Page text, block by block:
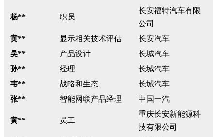
杨** 职员
长安福特汽车有限
公司
黄**
显示相关技术评估
长安汽车
吴**
产品设计
长城汽车
孙**
经理
长城汽车
韦**
战略和生态
长城汽车
张**
智能网联产品经理 中国一汽
黄** 员工
重庆长安新能源科
技有限公司